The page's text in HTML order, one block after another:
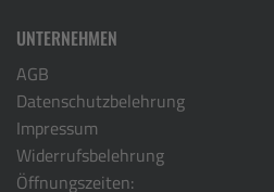
UNTERNEHMEN
AGB
Datenschutzbelehrung
Impressum
Widerrufsbelehrung
Öffnungszeiten: